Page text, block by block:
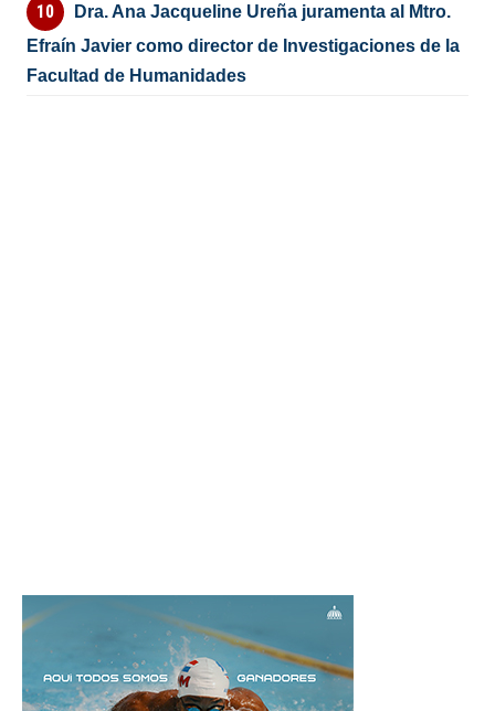
Dra. Ana Jacqueline Ureña juramenta al Mtro.
Efraín Javier como director de Investigaciones de la
Facultad de Humanidades